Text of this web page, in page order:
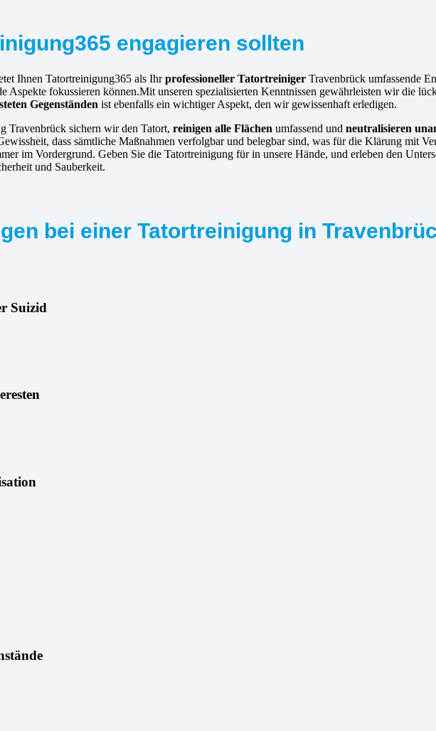
engagieren sollten
Ihnen Tatortreinigung365 als Ihrprofessioneller Tatortreiniger Travenbrück umfassende
Aspekte fokussieren können.Mit unseren spezialisierten Kenntnissen gewährleisten wir die
Gegenständen ist ebenfalls ein wichtiger Aspekt, den wir gewissenhaft erledigen.
Travenbrück sichern wir den Tatort, reinigen alle Flächen umfassend und neutralisieren
dass sämtliche Maßnahmen verfolgbar und belegbar sind, was für die Klärung mit
im Vordergrund. Geben Sie die Tatortreinigung für in unsere Hände, und erleben den
und Sauberkeit.
bei einer Tatortreinigung in
Suizid